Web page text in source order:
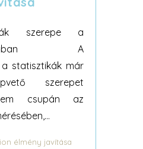
szerepe a
A
statisztikák már
szerepet
csupán az
élmény javítása